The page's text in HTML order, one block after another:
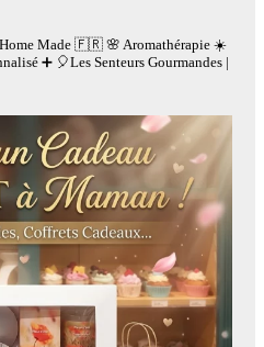
Home Made 🇫🇷🌸 Aromathérapie☀️
➕🎈Les Senteurs Gourmandes |